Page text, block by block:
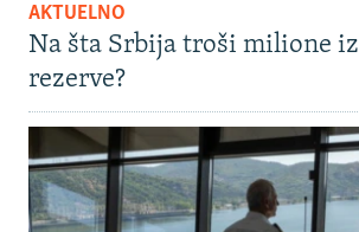
AKTUELNO
Na šta Srbija troši milione
rezerve?